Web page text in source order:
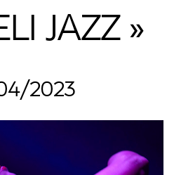
JAZZ »
2023